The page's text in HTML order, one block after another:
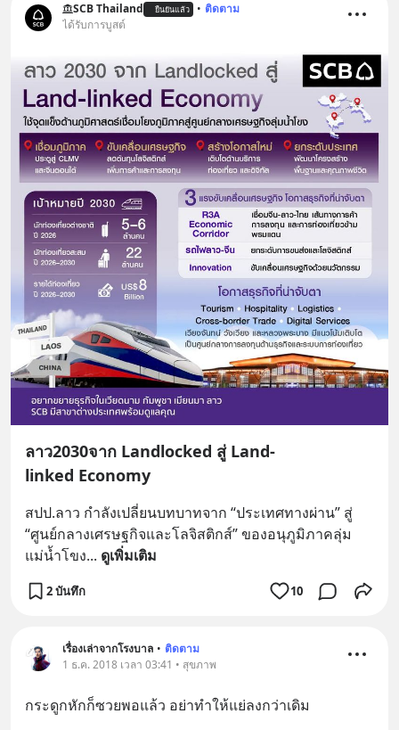
SCB Thailand ยืนยันแล้ว • ติดตาม
ได้รับการบูสต์
ลาว2030จาก Landlocked สู่ Land-
linked Economy
สปป.ลาว กำลังเปลี่ยนบทบาทจาก “ประเทศทางผ่าน” สู่
“ศูนย์กลางเศรษฐกิจและโลจิสติกส์” ของอนุภูมิภาคลุ่ม
แม่น้ำโขง... ดูเพิ่มเติม
2 บันทึก 10
เรื่องเล่าจากโรงบาล • ติดตาม
1 ธ.ค. 2018 เวลา 03:41 • สุขภาพ
กระดูกหักก็ซวยพอแล้ว อย่าทำให้แย่ลงกว่าเดิม